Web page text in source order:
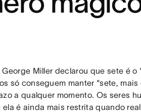
Miller declarou que sete é o
só conseguem manter “sete, mais
a qualquer momento. Os seres
é ainda mais restrita quando